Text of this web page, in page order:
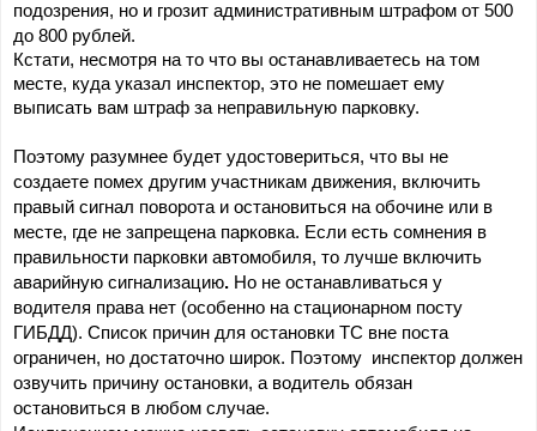
подозрения, но и грозит административным штрафом от 500
до 800 рублей.
Кстати, несмотря на то что вы останавливаетесь на том
месте, куда указал инспектор, это не помешает ему
выписать вам штраф за неправильную парковку.
Поэтому разумнее будет удостовериться, что вы не
создаете помех другим участникам движения, включить
правый сигнал поворота и остановиться на обочине или в
месте, где не запрещена парковка. Если есть сомнения в
правильности парковки автомобиля, то лучше включить
аварийную сигнализацию. Но не останавливаться у
водителя права нет (особенно на стационарном посту
ГИБДД). Список причин для остановки ТС вне поста
ограничен, но достаточно широк. Поэтому  инспектор должен
озвучить причину остановки, а водитель обязан
остановиться в любом случае.